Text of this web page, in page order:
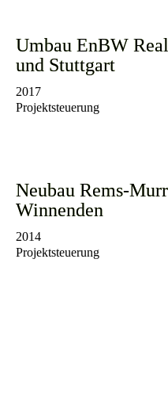
Umbau EnBW
und Stuttgart
2017
Projektsteuerung
Neubau Rems-
Winnenden
2014
Projektsteuerung